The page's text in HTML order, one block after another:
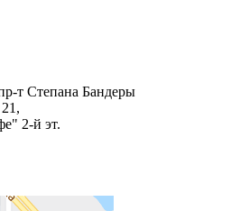
т Степана Бандеры
2-й эт.